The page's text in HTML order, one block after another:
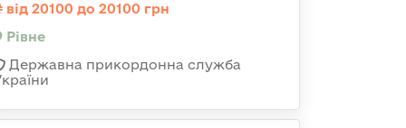
від 20100 до 20100 грн
Рівне
Державна прикордонна служба